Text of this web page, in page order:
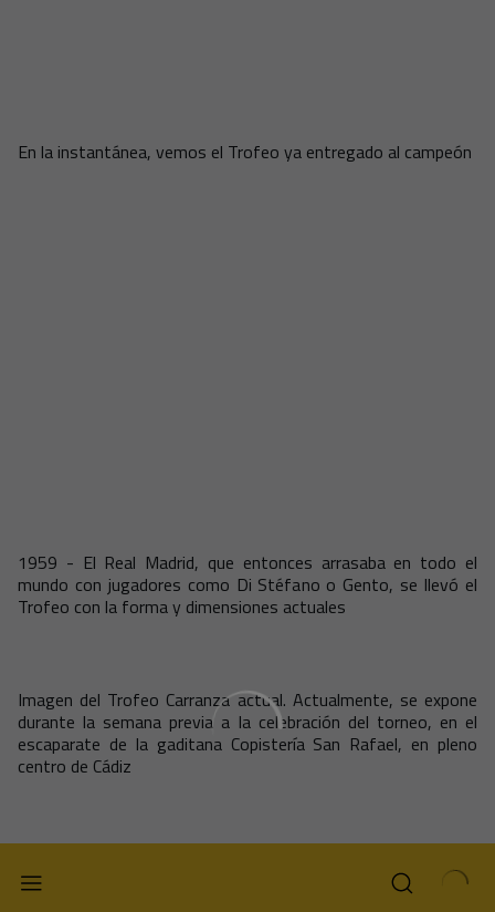
En la instantánea, vemos el Trofeo ya entregado al campeón
1959 - El Real Madrid, que entonces arrasaba en todo el
mundo con jugadores como Di Stéfano o Gento, se llevó el
Trofeo con la forma y dimensiones actuales
Imagen del Trofeo Carranza actual. Actualmente, se expone
durante la semana previa a la celebración del torneo, en el
escaparate de la gaditana Copistería San Rafael, en pleno
centro de Cádiz